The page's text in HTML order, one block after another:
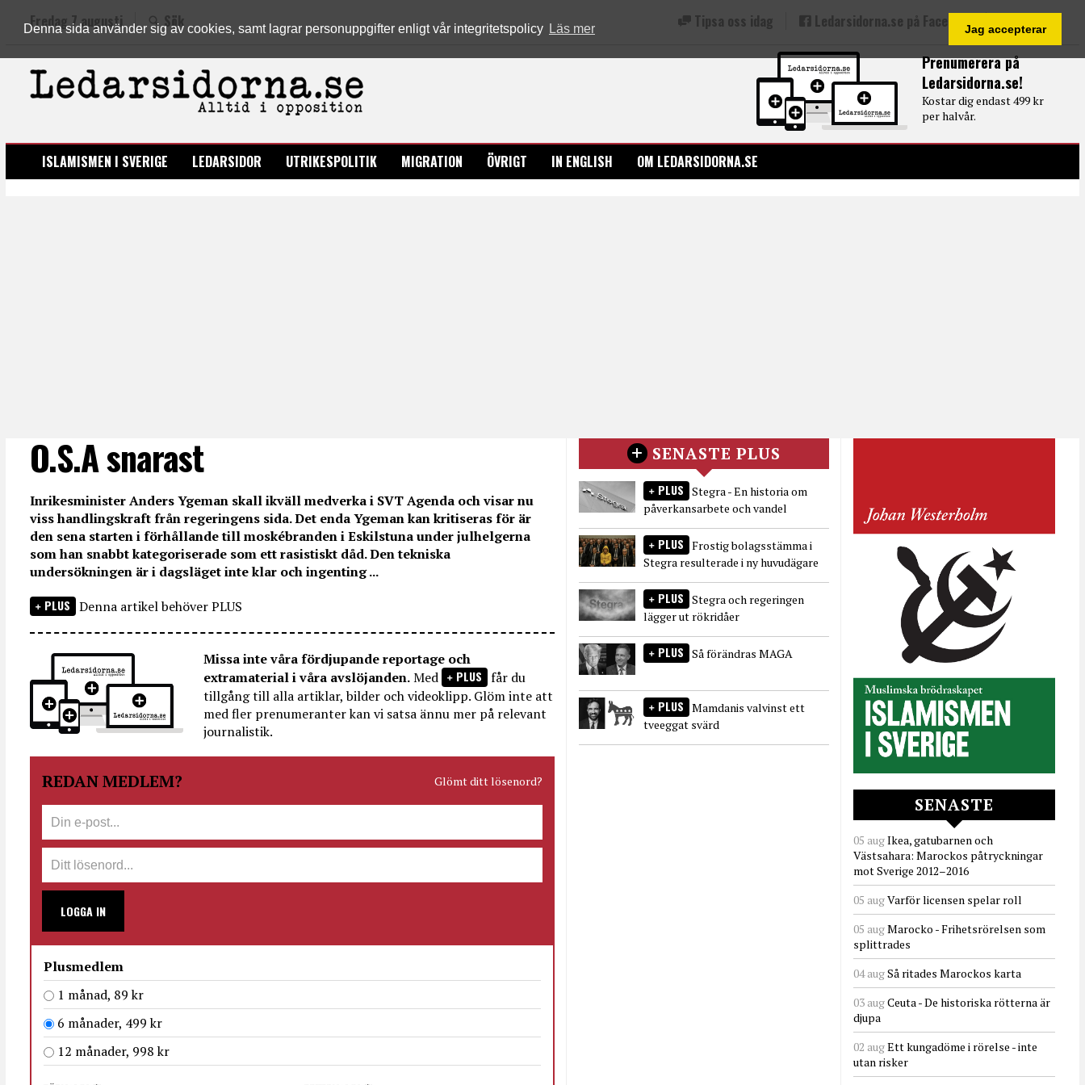
Denna sida använder sig av cookies, samt lagrar personuppgifter enligt vår integritetspolicy Läs mer Jag accepterar
Prenumerera på
Ledarsidorna.se!
Kostar dig endast 499 kr
per halvår.
Fredag 7 augusti Sök Tipsa oss idag Ledarsidorna.se på Facebook
LEDARSIDORNA.SE
ISLAMISMEN I SVERIGE LEDARSIDOR UTRIKESPOLITIK MIGRATION ÖVRIGT IN ENGLISH OM LEDARSIDORNA.SE
O.S.A snarast
Inrikesminister Anders Ygeman skall ikväll medverka i SVT Agenda och visar nu
viss handlingskraft från regeringens sida. Det enda Ygeman kan kritiseras för är
den sena starten i förhållande till moskébranden i Eskilstuna under julhelgerna
som han snabbt kategoriserade som ett rasistiskt dåd. Den tekniska
undersökningen är i dagsläget inte klar och ingenting ...
PLUS Denna artikel behöver PLUS
Missa inte våra fördjupande reportage och
extramaterial i våra avslöjanden.Med PLUS får du
tillgång till alla artiklar, bilder och videoklipp. Glöm inte att
med fler prenumeranter kan vi satsa ännu mer på relevant
journalistik.
REDAN MEDLEM? Glömt ditt lösenord?
LOGGA IN
Plusmedlem
1 månad, 89 kr
6 månader, 499 kr
12 månader, 998 kr
SENASTE PLUS
PLUS Stegra - En historia om
påverkansarbete och vandel
PLUS Frostig bolagsstämma i
Stegra resulterade i ny huvudägare
PLUS Stegra och regeringen
lägger ut rökridåer
PLUS Så förändras MAGA
PLUS Mamdanis valvinst ett
tveeggat svärd
SENASTE
05 augIkea, gatubarnen och
Västsahara: Marockos påtryckningar
mot Sverige 2012–2016
05 augVarför licensen spelar roll
05 augMarocko - Frihetsrörelsen som
splittrades
04 augSå ritades Marockos karta
03 augCeuta - De historiska rötterna är
djupa
02 augEtt kungadöme i rörelse - inte
utan risker